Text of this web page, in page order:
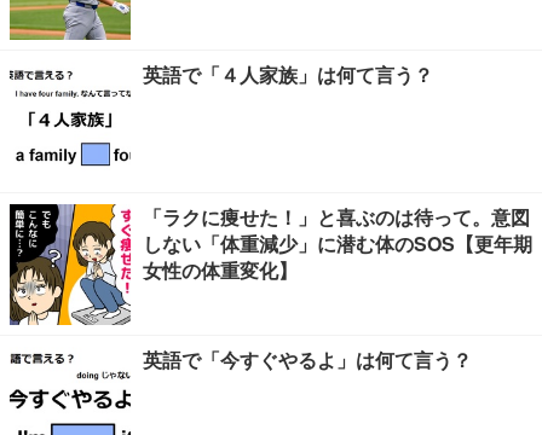
英語で「４人家族」は何て言う？
「ラクに痩せた！」と喜ぶのは待って。意図
しない「体重減少」に潜む体のSOS【更年期
女性の体重変化】
英語で「今すぐやるよ」は何て言う？